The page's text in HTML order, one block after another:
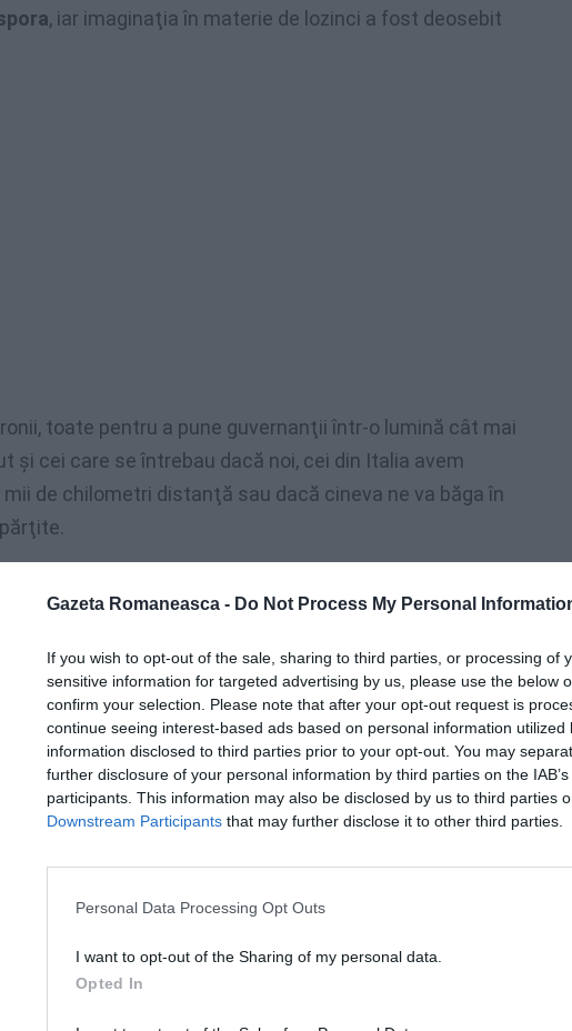
Gazeta Romaneasca - Do Not Process My Personal
If you wish to opt-out of the sale, sharing to third parties, or processing of
sensitive information for targeted advertising by us, please use the below
confirm your selection. Please note that after your opt-out request is
continue seeing interest-based ads based on personal information utilized
information disclosed to third parties prior to your opt-out. You may
further disclosure of your personal information by third parties on the
participants. This information may also be disclosed by us to third parties
Downstream Participants that may further disclose it to other third parties.
Personal Data Processing Opt Outs
I want to opt-out of the Sharing of my personal data.
Opted In
, iar imaginaţia în materie de lozinci a fost deosebit
toate pentru a pune guvernanţii într-o lumină cât mai
şi cei care se întrebau dacă noi, cei din Italia avem
de chilometri distanţă sau dacă cineva ne va băga în
întrebarea ar fi alta:
din afara ţării? Nimeni, niciun demonstrant, nu a afişat
ceva statului român, ceva specific nevoilor
sau a lozincilor cu cereri specifice, s-ar putea crede
nu au nevoie de ajutor direct de la statul român.
ilegală în Italia, după ce s-a cerut desfiinţarea
ale partidelor româneşti, iar clasa politică din România,
are ce căuta în Italia.
ale românilor zac în morgile italiene, aşteptând crearea
Există necesitatea unor legi care să permită
retroactiv, a celor care au muncit la negru în